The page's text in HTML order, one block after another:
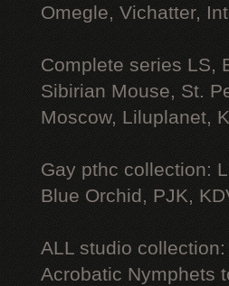
Omegle, Vichatter,
Complete series LS,
Sibirian Mouse, St.
Moscow, Liluplanet,
Gay рthс collection:
Blue Orchid, PJK,
ALL studio collection:
Acrobatic Nymрhеts